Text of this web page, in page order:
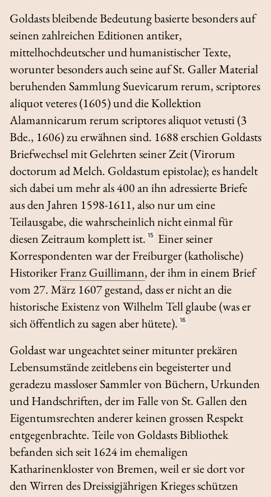
Goldasts bleibende Bedeutung basierte besonders auf
seinen zahlreichen Editionen antiker,
mittelhochdeutscher und humanistischer Texte,
worunter besonders auch seine auf St. Galler Material
beruhenden SammlungSuevicarum rerum, scriptores
aliquot veteres(1605) und die Kollektion
Alamannicarum rerum scriptores aliquot vetusti(3
Bde., 1606) zu erwähnen sind. 1688 erschien Goldasts
Briefwechsel mit Gelehrten seiner Zeit (Virorum
doctorum ad Melch. Goldastum epistolae); es handelt
sich dabei um mehr als 400 an ihn adressierte Briefe
aus den Jahren 1598-1611, also nur um eine
Teilausgabe, die wahrscheinlich nicht einmal für
diesen Zeitraum komplett ist. 15 Einer seiner
Korrespondenten war der Freiburger (katholische)
HistorikerFranz Guillimann, der ihm in einem Brief
vom 27. März 1607 gestand, dass er nicht an die
historische Existenz von Wilhelm Tell glaube (was er
sich öffentlich zu sagen aber hütete). 16
Goldast war ungeachtet seiner mitunter prekären
Lebensumstände zeitlebens ein begeisterter und
geradezu massloser Sammler von Büchern, Urkunden
und Handschriften, der im Falle von St. Gallen den
Eigentumsrechten anderer keinen grossen Respekt
entgegenbrachte. Teile von Goldasts Bibliothek
befanden sich seit 1624 im ehemaligen
Katharinenkloster von Bremen, weil er sie dort vor
den Wirren des Dreissigjährigen Krieges schützen